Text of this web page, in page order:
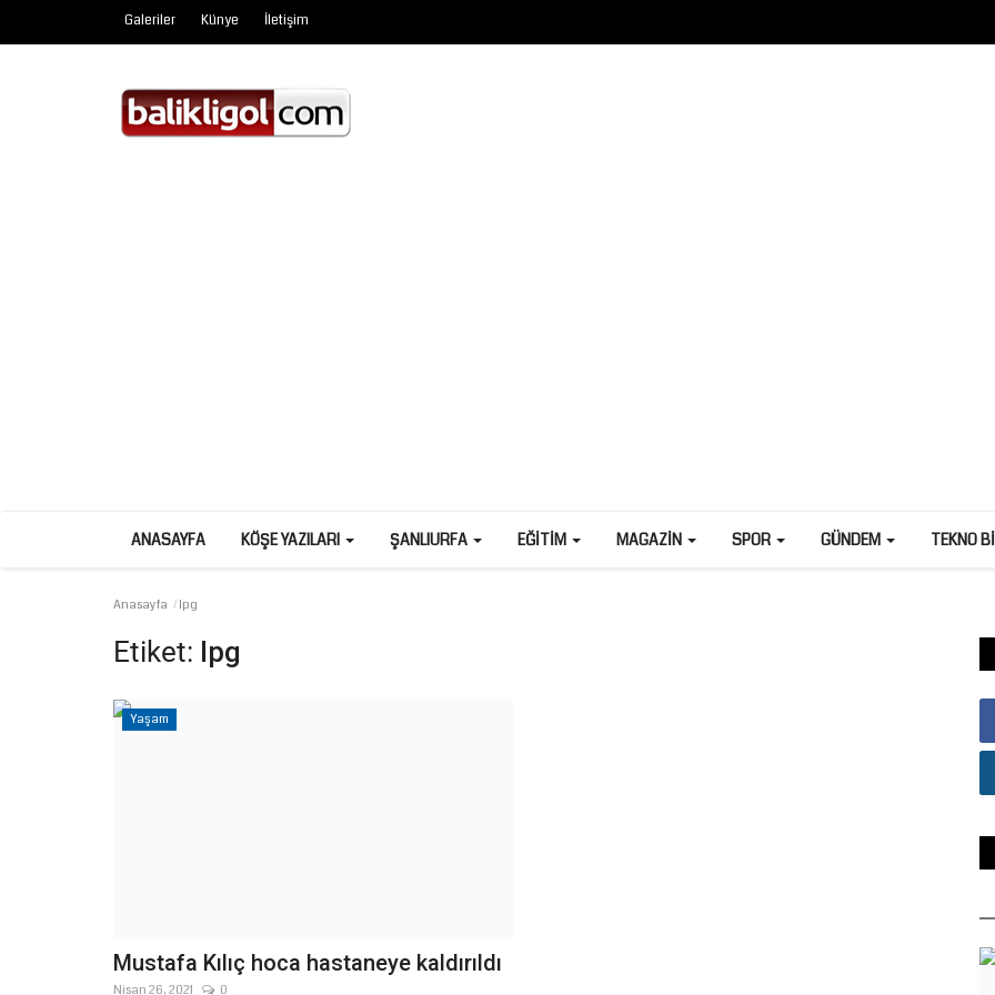
Galeriler Künye İletişim
ANASAYFA KÖŞE YAZILARI ŞANLIURFA EĞITIM MAGAZIN SPOR GÜNDEM TEKNO
Anasayfa lpg
Etiket: lpg
Yaşam
Mustafa Kılıç hoca hastaneye kaldırıldı
Nisan 26, 2021 0